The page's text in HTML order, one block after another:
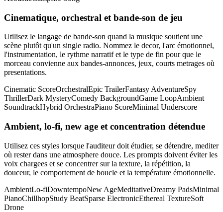
Cinematique, orchestral et bande-son de jeu
Utilisez le langage de bande-son quand la musique soutient une
scène plutôt qu'un single radio. Nommez le decor, l'arc émotionnel,
l'instrumentation, le rythme narratif et le type de fin pour que le
morceau convienne aux bandes-annonces, jeux, courts metrages où
presentations.
Cinematic ScoreOrchestralEpic TrailerFantasy AdventureSpy
ThrillerDark MysteryComedy BackgroundGame LoopAmbient
SoundtrackHybrid OrchestraPiano ScoreMinimal Underscore
Ambient, lo-fi, new age et concentration détendue
Utilisez ces styles lorsque l'auditeur doit étudier, se détendre, mediter
où rester dans une atmosphere douce. Les prompts doivent éviter les
voix chargees et se concentrer sur la texture, la répétition, la
douceur, le comportement de boucle et la température émotionnelle.
AmbientLo-fiDowntempoNew AgeMeditativeDreamy PadsMinimal
PianoChillhopStudy BeatSparse ElectronicEthereal TextureSoft
Drone